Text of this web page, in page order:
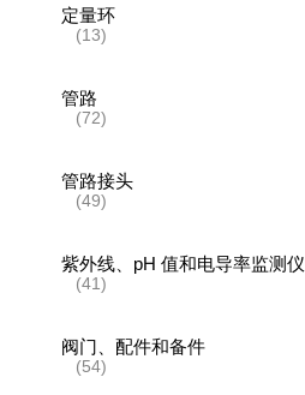
定量环
(13)
管路
(72)
管路接头
(49)
紫外线、pH 值和电导率监测仪
(41)
阀门、配件和备件
(54)